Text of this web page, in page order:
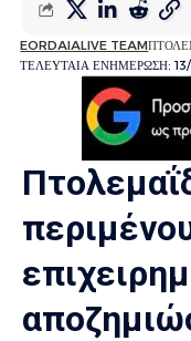
ΤΕΛΕΥΤΑΙΑ ΕΝΗΜΕΡΩΣΗ:
EORDAIALIVE TEAM